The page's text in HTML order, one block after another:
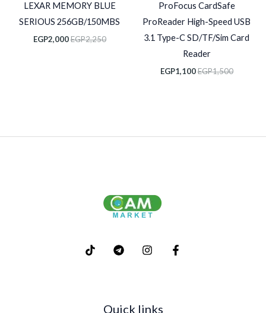
ProFocus CardSafe
ProReader High-Speed USB
3.1 Type-C SD/TF/Sim Card
Reader
EGP1,500
EGP1,100
LEXAR MEMORY BLUE
SERIOUS 256GB/150MBS
EGP2,250
EGP2,000
Quick links